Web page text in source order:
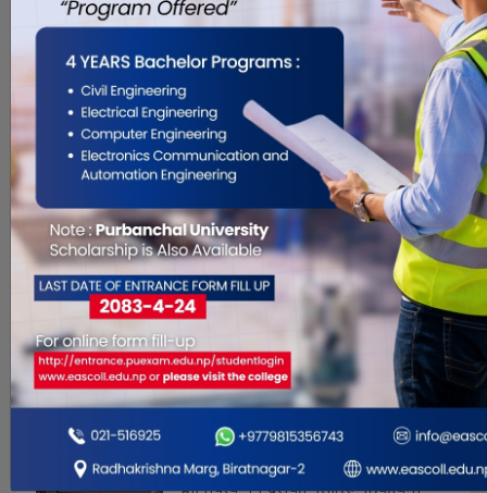
Jan 3, 2023
विराटनगर । भारतबाट एउटा सेतो पिकअपमा
झण्डै दशलाख मूल्य बराबरको कपडा
भित्र्याएको सूचना पाएपछि विराटनगर भन्सार
कार्यालयले मंगलबार बिहान गाडीको पिछा
ग¥यो । भन्सारको गस्ती टोलि खटिएको
सूचना पाएपछि तस्करले पनि फरक रुटमा
गाडी मोड्यो । भन्सार गस्ती टोलिको केहि
लागेन ! विराटनगर भन्सार कार्यालयका प्रमुख
त�. . .
फोनमा केन्द्रको घण्टी कुर्दै प्रदेश
मुख्यमन्त्रीका आकांक्षी
Jan 3, 2023
सुजता लिम्बू विराटनगर । प्रदेश १ मा प्रदेश प्रमुख
पर्शुराम खापुङले नयाँ सरकार गठनका लागि
आव्हान गरेसँगै यतिबेला प्रदेशसभामा
प्रतिनिधित्व गर्ने दलका नेताहरु गृहकार्यमा